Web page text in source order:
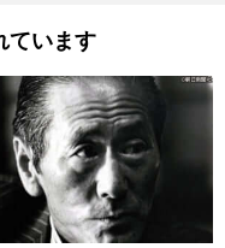
ています